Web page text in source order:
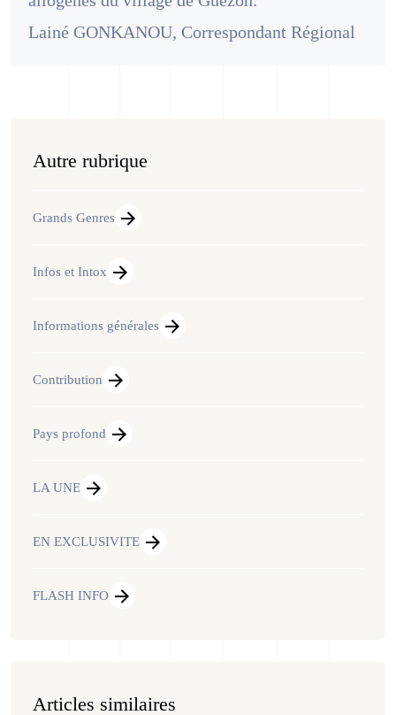
Lainé GONKANOU, Correspondant Régional
Autre rubrique
Grands Genres
Infos et Intox
Informations générales
Contribution
Pays profond
LA UNE
EN EXCLUSIVITE
FLASH INFO
Articles similaires